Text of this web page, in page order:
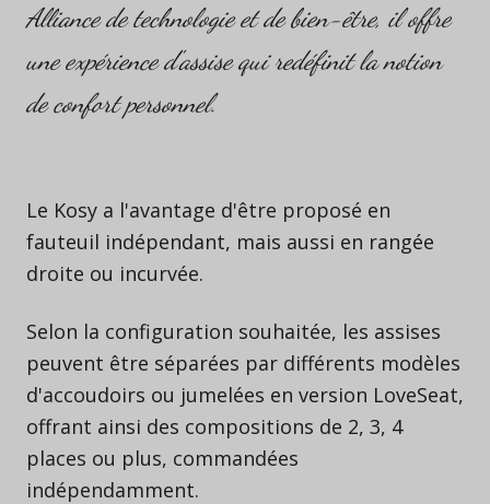
Alliance de technologie et de bien-être, il offre
une expérience d'assise qui redéfinit la notion
de confort personnel.
Le Kosy a l'avantage d'être proposé en
fauteuil indépendant, mais aussi en rangée
droite ou incurvée.
Selon la configuration souhaitée, les assises
peuvent être séparées par différents modèles
d'accoudoirs ou jumelées en version LoveSeat,
offrant ainsi des compositions de 2, 3, 4
places ou plus, commandées
indépendamment.